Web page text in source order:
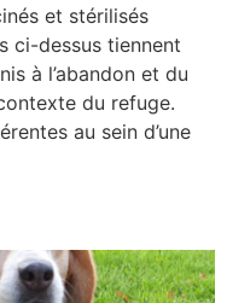
et stérilisés
ci-dessus tiennent
à l’abandon et du
du refuge.
au sein d’une